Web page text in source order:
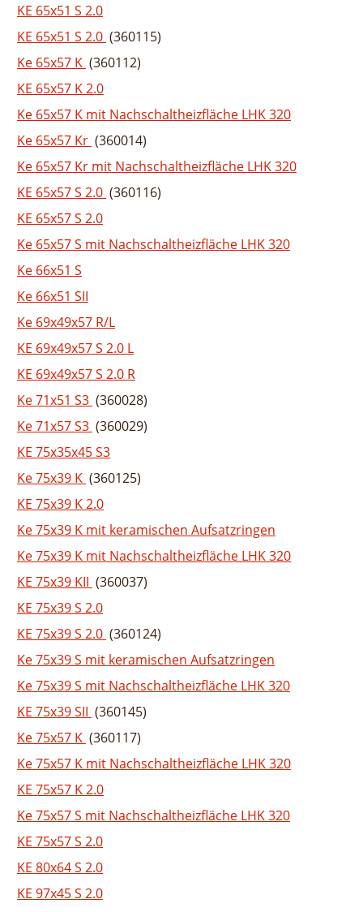
KE 65x51 S 2.0
KE 65x51 S 2.0 (360115)
Ke 65x57 K (360112)
KE 65x57 K 2.0
Ke 65x57 K mit Nachschaltheizfläche LHK 320
Ke 65x57 Kr (360014)
Ke 65x57 Kr mit Nachschaltheizfläche LHK 320
KE 65x57 S 2.0 (360116)
KE 65x57 S 2.0
Ke 65x57 S mit Nachschaltheizfläche LHK 320
Ke 66x51 S
Ke 66x51 SII
Ke 69x49x57 R/L
KE 69x49x57 S 2.0 L
KE 69x49x57 S 2.0 R
Ke 71x51 S3 (360028)
Ke 71x57 S3 (360029)
KE 75x35x45 S3
Ke 75x39 K (360125)
KE 75x39 K 2.0
Ke 75x39 K mit keramischen Aufsatzringen
Ke 75x39 K mit Nachschaltheizfläche LHK 320
KE 75x39 KII (360037)
KE 75x39 S 2.0
KE 75x39 S 2.0 (360124)
Ke 75x39 S mit keramischen Aufsatzringen
Ke 75x39 S mit Nachschaltheizfläche LHK 320
KE 75x39 SII (360145)
Ke 75x57 K (360117)
Ke 75x57 K mit Nachschaltheizfläche LHK 320
KE 75x57 K 2.0
Ke 75x57 S mit Nachschaltheizfläche LHK 320
KE 75x57 S 2.0
KE 80x64 S 2.0
KE 97x45 S 2.0